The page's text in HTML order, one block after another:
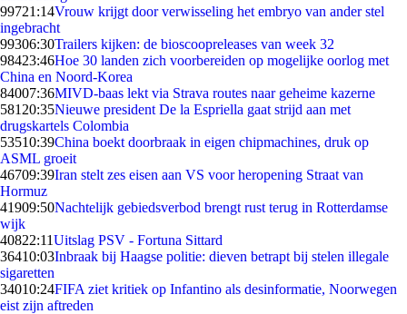
99721:14Vrouw krijgt door verwisseling het embryo van ander stel
ingebracht
99306:30Trailers kijken: de bioscoopreleases van week 32
98423:46Hoe 30 landen zich voorbereiden op mogelijke oorlog met
China en Noord-Korea
84007:36MIVD-baas lekt via Strava routes naar geheime kazerne
581 20:35Nieuwe president De la Espriella gaat strijd aan met
drugskartels Colombia
53510:39China boekt doorbraak in eigen chipmachines, druk op
ASML groeit
46709:39Iran stelt zes eisen aan VS voor heropening Straat van
Hormuz
41909:50Nachtelijk gebiedsverbod brengt rust terug in Rotterdamse
wijk
40822:11Uitslag PSV - Fortuna Sittard
36410:03Inbraak bij Haagse politie: dieven betrapt bij stelen illegale
sigaretten
34010:24FIFA ziet kritiek op Infantino als desinformatie, Noorwegen
eist zijn aftreden